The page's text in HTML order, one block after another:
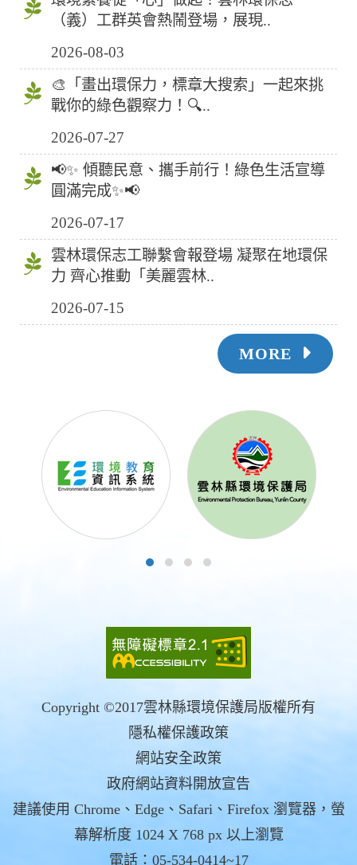
MORE
（義）工群英會熱鬧登場，展現..
2026-08-03
🎨「畫出環保力，標章大搜索」一起來挑
戰你的綠色觀察力！🔍..
2026-07-27
📢✨ 傾聽民意、攜手前行！綠色生活宣導
圓滿完成✨📢
2026-07-17
雲林環保志工聯繫會報登場 凝聚在地環保
力 齊心推動「美麗雲林..
2026-07-15
Copyright ©2017雲林縣環境保護局版權所有
隱私權保護政策
網站安全政策
政府網站資料開放宣告
建議使用 Chrome、Edge、Safari、Firefox 瀏覽器，螢
幕解析度 1024 X 768 px 以上瀏覽
電話：05-534-0414~17